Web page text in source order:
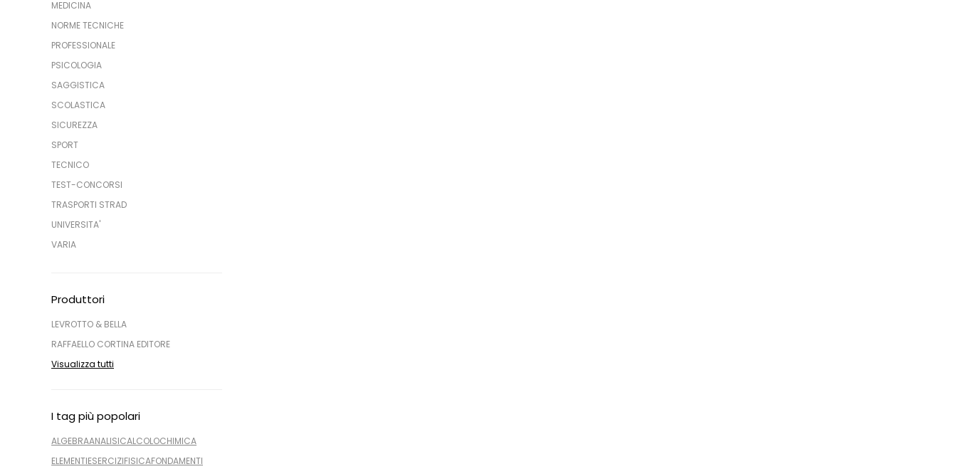
MEDICINA
NORME TECNICHE
PROFESSIONALE
PSICOLOGIA
SAGGISTICA
SCOLASTICA
SICUREZZA
SPORT
TECNICO
TEST-CONCORSI
TRASPORTI STRAD
UNIVERSITA'
VARIA
Produttori
LEVROTTO & BELLA
RAFFAELLO CORTINA EDITORE
Visualizza tutti
I tag più popolari
ALGEBRAANALISICALCOLOCHIMICA
ELEMENTIESERCIZIFISICAFONDAMENTI